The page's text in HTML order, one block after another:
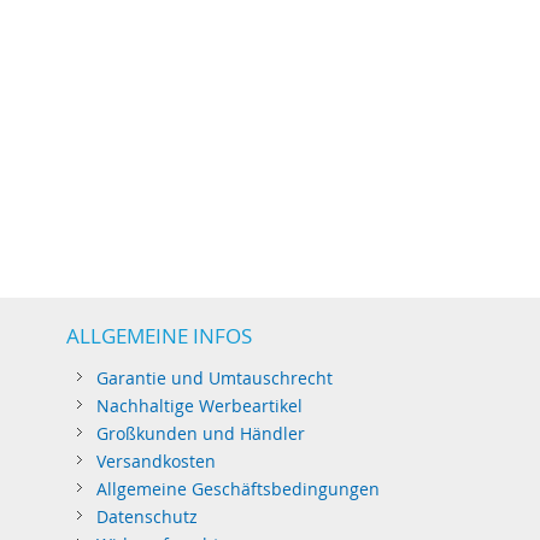
ALLGEMEINE INFOS
Garantie und Umtauschrecht
Nachhaltige Werbeartikel
Großkunden und Händler
Versandkosten
Allgemeine Geschäftsbedingungen
Datenschutz